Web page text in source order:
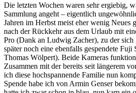
Die letzten Wochen waren sehr ergiebig,
Sammlung angeht – eigentlich
Jahren im Herbst meist eher wenig Neues
nach der Rückkehr aus dem Urlaub mit
Pro (Dank an Ludwig Zacher), zu der sich
später noch eine ebenfalls gespendete Fuji
Thomas Wölpert). Beide Kameras
Zusammen mit der bereits seit längerem
ich diese hochspannende Familie nun
Spende habe ich von Armin Genser